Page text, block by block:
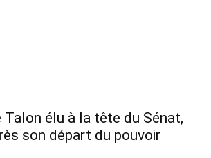
Talon élu à la tête du Sénat,
son départ du pouvoir